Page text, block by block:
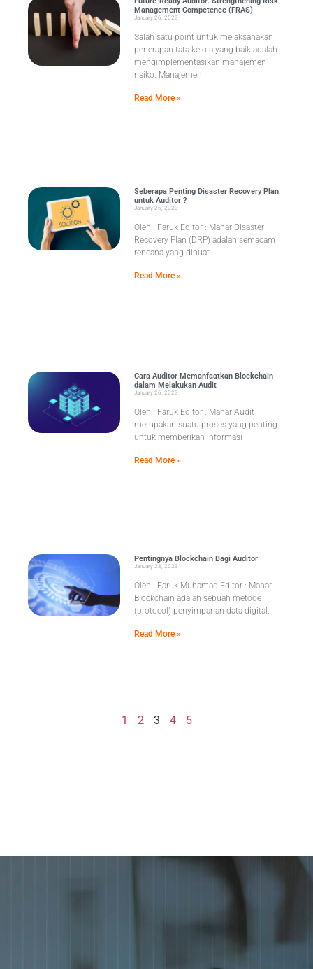
Management Competence (FRAS)
January 26, 2023
Salah satu point untuk melaksanakan
penerapan tata kelola yang baik adalah
mengimplementasikan manajemen
risiko. Manajemen
Read More »
Seberapa Penting Disaster Recovery Plan
untuk Auditor ?
January 26, 2023
Oleh : Faruk Editor : Mahar Disaster
Recovery Plan (DRP) adalah semacam
rencana yang dibuat
Read More »
Cara Auditor Memanfaatkan Blockchain
dalam Melakukan Audit
January 26, 2023
Oleh : Faruk Editor : Mahar Audit
merupakan suatu proses yang penting
untuk memberikan informasi
Read More »
Pentingnya Blockchain Bagi Auditor
January 23, 2023
Oleh : Faruk Muhamad Editor : Mahar
Blockchain adalah sebuah metode
(protocol) penyimpanan data digital.
Read More »
1 2 3 4 5